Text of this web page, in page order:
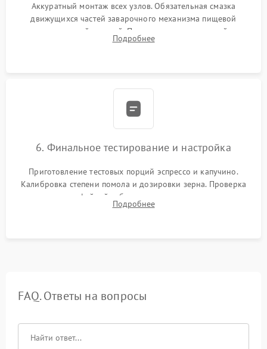
Аккуратный монтаж всех узлов. Обязательная смазка
движущихся частей заварочного механизма пищевой
силиконовой смазкой. Проведение программной
декальцинации и очистки системы от кофейных масел.
Подробнее
6. Финальное тестирование и настройка
Приготовление тестовых порций эспрессо и капучино.
Калибровка степени помола и дозировки зерна. Проверка
плотности кофейной таблетки, температуры напитка и
качества молочной пены. Контроль отсутствия посторонних
Подробнее
FAQ. Ответы на вопросы